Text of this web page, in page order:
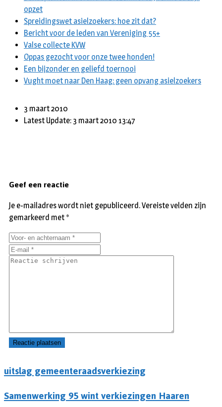
opzet
Spreidingswet asielzoekers: hoe zit dat?
Bericht voor de leden van Vereniging 55+
Valse collecte KVW
Oppas gezocht voor onze twee honden!
Een bijzonder en geliefd toernooi
Vught moet naar Den Haag: geen opvang asielzoekers
3 maart 2010
Latest Update: 3 maart 2010 13:47
uitslag gemeenteraadsverkiezing
Samenwerking 95 wint verkiezingen Haaren
Geef een reactie
Je e-mailadres wordt niet gepubliceerd.Vereiste velden zijn
gemarkeerd met *